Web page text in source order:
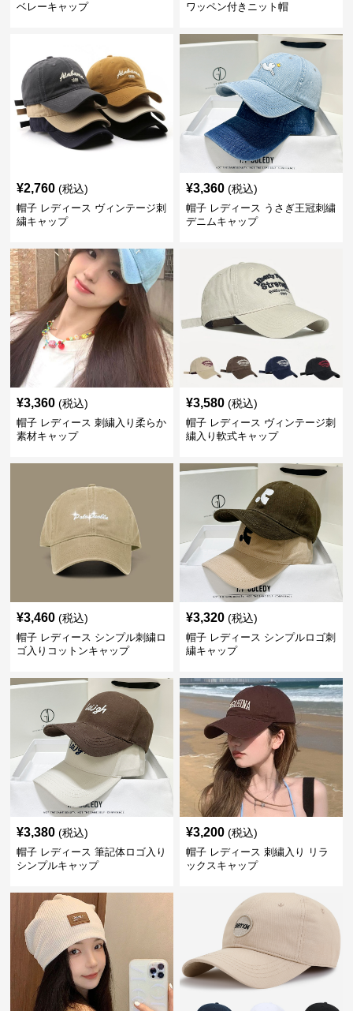
ベレーキャップ
ワッペン付きニット帽
¥2,760 (税込)
帽子 レディース ヴィンテージ刺
繍キャップ
¥3,360 (税込)
帽子 レディース うさぎ王冠刺繍
デニムキャップ
¥3,360 (税込)
帽子 レディース 刺繍入り柔らか
素材キャップ
¥3,580 (税込)
帽子 レディース ヴィンテージ刺
繍入り軟式キャップ
¥3,460 (税込)
帽子 レディース シンプル刺繍ロ
ゴ入りコットンキャップ
¥3,320 (税込)
帽子 レディース シンプルロゴ刺
繍キャップ
¥3,380 (税込)
帽子 レディース 筆記体ロゴ入り
シンプルキャップ
¥3,200 (税込)
帽子 レディース 刺繍入り リラ
ックスキャップ